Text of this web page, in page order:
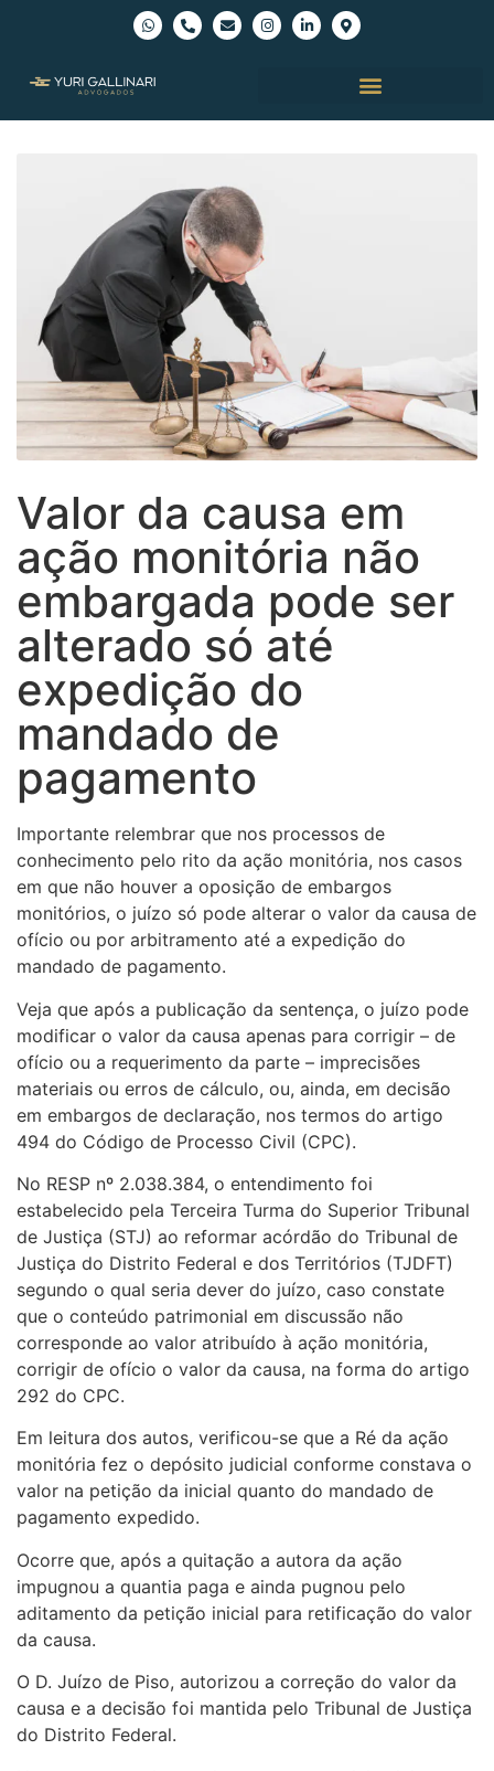
Valor da causa em
ação monitória não
embargada pode ser
alterado só até
expedição do
mandado de
pagamento
Importante relembrar que nos processos de
conhecimento pelo rito da ação monitória, nos casos
em que não houver a oposição de embargos
monitórios, o juízo só pode alterar o valor da causa de
ofício ou por arbitramento até a expedição do
mandado de pagamento.
Veja que após a publicação da sentença, o juízo pode
modificar o valor da causa apenas para corrigir – de
ofício ou a requerimento da parte – imprecisões
materiais ou erros de cálculo, ou, ainda, em decisão
em embargos de declaração, nos termos do artigo
494 do Código de Processo Civil (CPC).
No RESP nº 2.038.384, o entendimento foi
estabelecido pela Terceira Turma do Superior Tribunal
de Justiça (STJ) ao reformar acórdão do Tribunal de
Justiça do Distrito Federal e dos Territórios (TJDFT)
segundo o qual seria dever do juízo, caso constate
que o conteúdo patrimonial em discussão não
corresponde ao valor atribuído à ação monitória,
corrigir de ofício o valor da causa, na forma do artigo
292 do CPC.
Em leitura dos autos, verificou-se que a Ré da ação
monitória fez o depósito judicial conforme constava o
valor na petição da inicial quanto do mandado de
pagamento expedido.
Ocorre que, após a quitação a autora da ação
impugnou a quantia paga e ainda pugnou pelo
aditamento da petição inicial para retificação do valor
da causa.
O D. Juízo de Piso, autorizou a correção do valor da
causa e a decisão foi mantida pelo Tribunal de Justiça
do Distrito Federal.